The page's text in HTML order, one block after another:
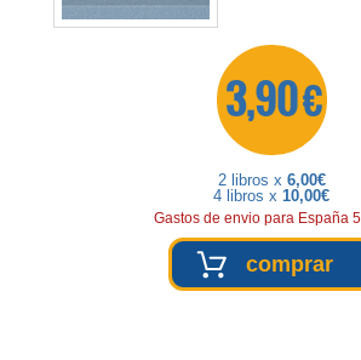
3,90 €
2 libros x 6,00€
4 libros x 10,00€
Gastos de envio para España
comprar